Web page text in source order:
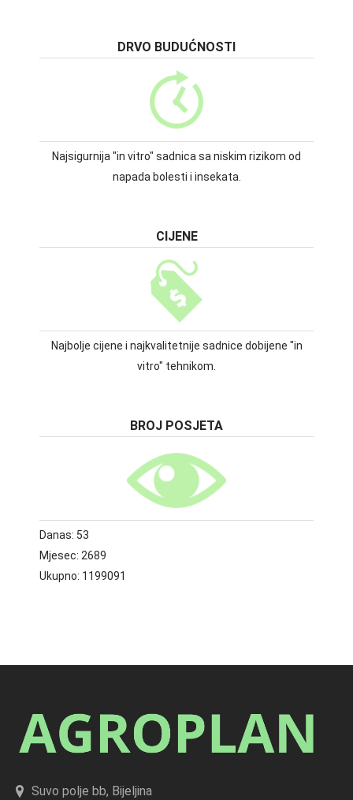
DRVO BUDUĆNOSTI
Najsigurnija "in vitro" sadnica sa niskim rizikom od
napada bolesti i insekata.
CIJENE
Najbolje cijene i najkvalitetnije sadnice dobijene "in
vitro" tehnikom.
BROJ POSJETA
Danas: 53
Mjesec: 2689
Ukupno: 1199091
Suvo polje bb, Bijeljina